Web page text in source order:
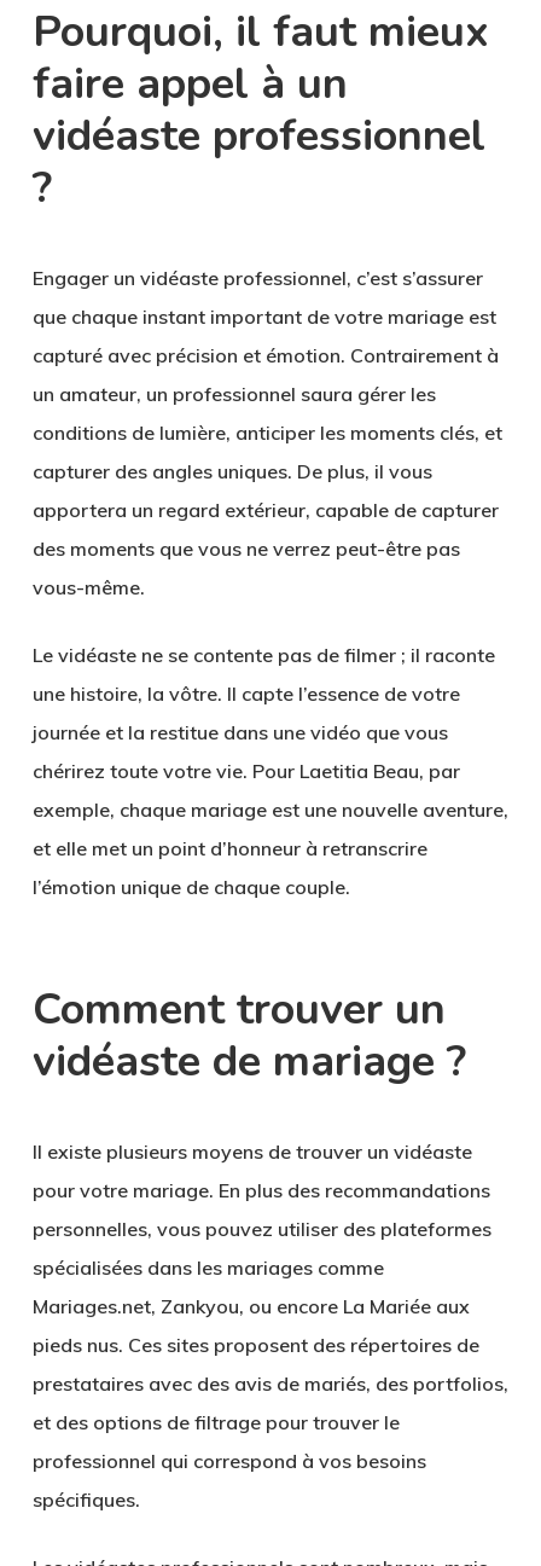
Pourquoi, il faut mieux
faire appel à un
vidéaste professionnel
?
Engager un vidéaste professionnel, c’est s’assurer
que chaque instant important de votre mariage est
capturé avec précision et émotion. Contrairement à
un amateur, un professionnel saura gérer les
conditions de lumière, anticiper les moments clés, et
capturer des angles uniques. De plus, il vous
apportera un regard extérieur, capable de capturer
des moments que vous ne verrez peut-être pas
vous-même.
Le vidéaste ne se contente pas de filmer ; il raconte
une histoire, la vôtre. Il capte l’essence de votre
journée et la restitue dans une vidéo que vous
chérirez toute votre vie. Pour Laetitia Beau, par
exemple, chaque mariage est une nouvelle aventure,
et elle met un point d’honneur à retranscrire
l’émotion unique de chaque couple.
Comment trouver un
vidéaste de mariage ?
Il existe plusieurs moyens de trouver un vidéaste
pour votre mariage. En plus des recommandations
personnelles, vous pouvez utiliser des plateformes
spécialisées dans les mariages comme
Mariages.net, Zankyou, ou encore La Mariée aux
pieds nus. Ces sites proposent des répertoires de
prestataires avec des avis de mariés, des portfolios,
et des options de filtrage pour trouver le
professionnel qui correspond à vos besoins
spécifiques.